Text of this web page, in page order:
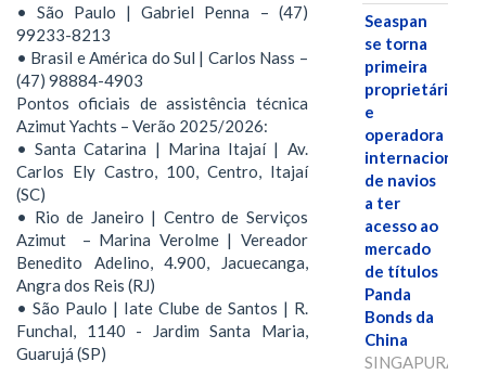
• São Paulo | Gabriel Penna – (47)
99233-8213
• Brasil e América do Sul | Carlos Nass –
(47) 98884-4903
Pontos oficiais de assistência técnica
Azimut Yachts – Verão 2025/2026:
• Santa Catarina | Marina Itajaí | Av.
Carlos Ely Castro, 100, Centro, Itajaí
(SC)
• Rio de Janeiro | Centro de Serviços
Azimut – Marina Verolme | Vereador
Benedito Adelino, 4.900, Jacuecanga,
Angra dos Reis (RJ)
• São Paulo | Iate Clube de Santos | R.
Funchal, 1140 - Jardim Santa Maria,
Guarujá (SP)
Seaspan
se torna
primeira
proprietária
e
operadora
internacional
de navios
a ter
acesso ao
mercado
de títulos
Panda
Bonds da
China
SINGAPURA,